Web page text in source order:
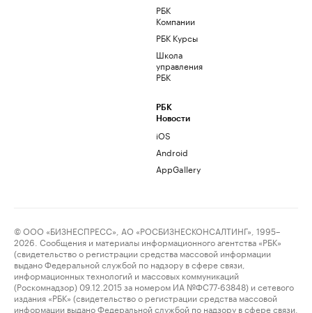
РБК
Компании
РБК Курсы
Школа
управления
РБК
РБК
Новости
iOS
Android
AppGallery
© ООО «БИЗНЕСПРЕСС», АО «РОСБИЗНЕСКОНСАЛТИНГ», 1995–
2026. Сообщения и материалы информационного агентства «РБК»
(свидетельство о регистрации средства массовой информации
выдано Федеральной службой по надзору в сфере связи,
информационных технологий и массовых коммуникаций
(Роскомнадзор) 09.12.2015 за номером ИА №ФС77-63848) и сетевого
издания «РБК» (свидетельство о регистрации средства массовой
информации выдано Федеральной службой по надзору в сфере связи,